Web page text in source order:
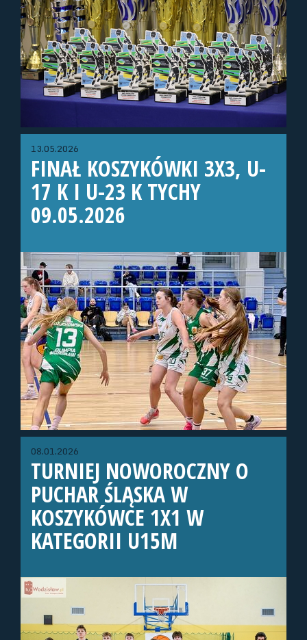
13.05.2026
FINAŁ KOSZYKÓWKI 3X3, U-
17 K I U-23 K TYCHY
09.05.2026
08.01.2026
TURNIEJ NOWOROCZNY O
PUCHAR ŚLĄSKA W
KOSZYKÓWCE 1X1 W
KATEGORII U15M